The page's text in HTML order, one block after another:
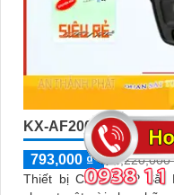
KX-AF2003L-DL-A
793,000 ₫
1,220,000
Thiết bị Camera IP Sắt